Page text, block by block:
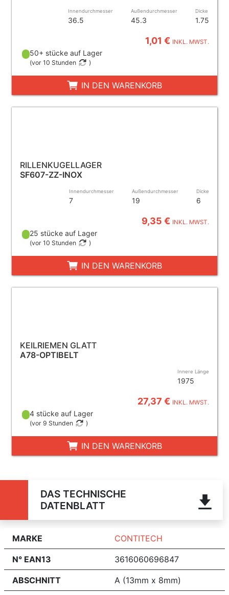
Innendurchmesser
36.5
Außendurchmesser
45.3
Dicke
1.75
1,01 € INKL. MWST.
50+ stücke auf Lager
(vor 10 Stunden )
IN DEN WARENKORB
RILLENKUGELLAGER
SF607-ZZ-INOX
Innendurchmesser
7
Außendurchmesser
19
Dicke
6
9,35 € INKL. MWST.
25 stücke auf Lager
(vor 10 Stunden )
IN DEN WARENKORB
KEILRIEMEN GLATT
A78-OPTIBELT
Innere Länge
1975
27,37 € INKL. MWST.
4 stücke auf Lager
(vor 9 Stunden )
IN DEN WARENKORB
DAS TECHNISCHE
DATENBLATT
MARKE CONTITECH
N° EAN13 3616060696847
ABSCHNITT A (13mm x 8mm)